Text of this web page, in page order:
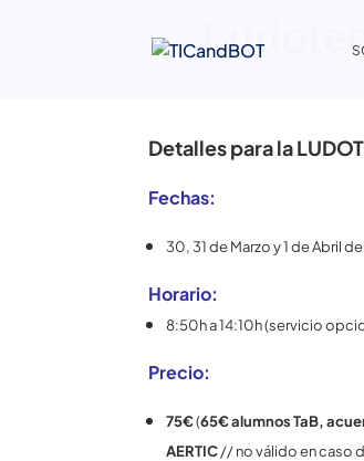
Detalles para la
Fechas:
30, 31 de Marzo y 1 de Abril
Horario:
8:50h a 14:10h (servicio
Precio:
75€(65€alumnos TaB,
AERTIC// no válido en caso